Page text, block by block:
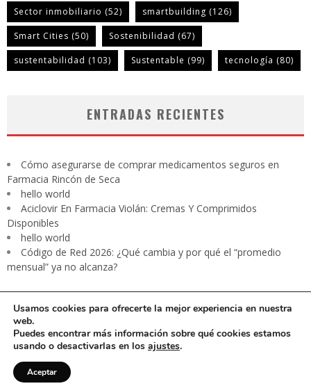
Sector inmobiliario (52) smartbuilding (126)
Smart Cities (50) Sostenibilidad (67)
sustentabilidad (103) Sustentable (99) tecnología (80)
ENTRADAS RECIENTES
Cómo asegurarse de comprar medicamentos seguros en
Farmacia Rincón de Seca
hello world
Aciclovir En Farmacia Violán: Cremas Y Comprimidos
Disponibles
hello world
Código de Red 2026: ¿Qué cambia y por qué el “promedio
mensual” ya no alcanza?
CARTA PRESIDENTE
Usamos cookies para ofrecerte la mejor experiencia en nuestra
web.
Puedes encontrar más información sobre qué cookies estamos
usando o desactivarlas en los ajustes.
Aceptar